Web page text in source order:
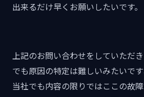
出来るだけ早くお願いしたいです。
上記のお問い合わせをしていただ
でも原因の特定は難しいみたいです
当社でも内容の限りではここの故